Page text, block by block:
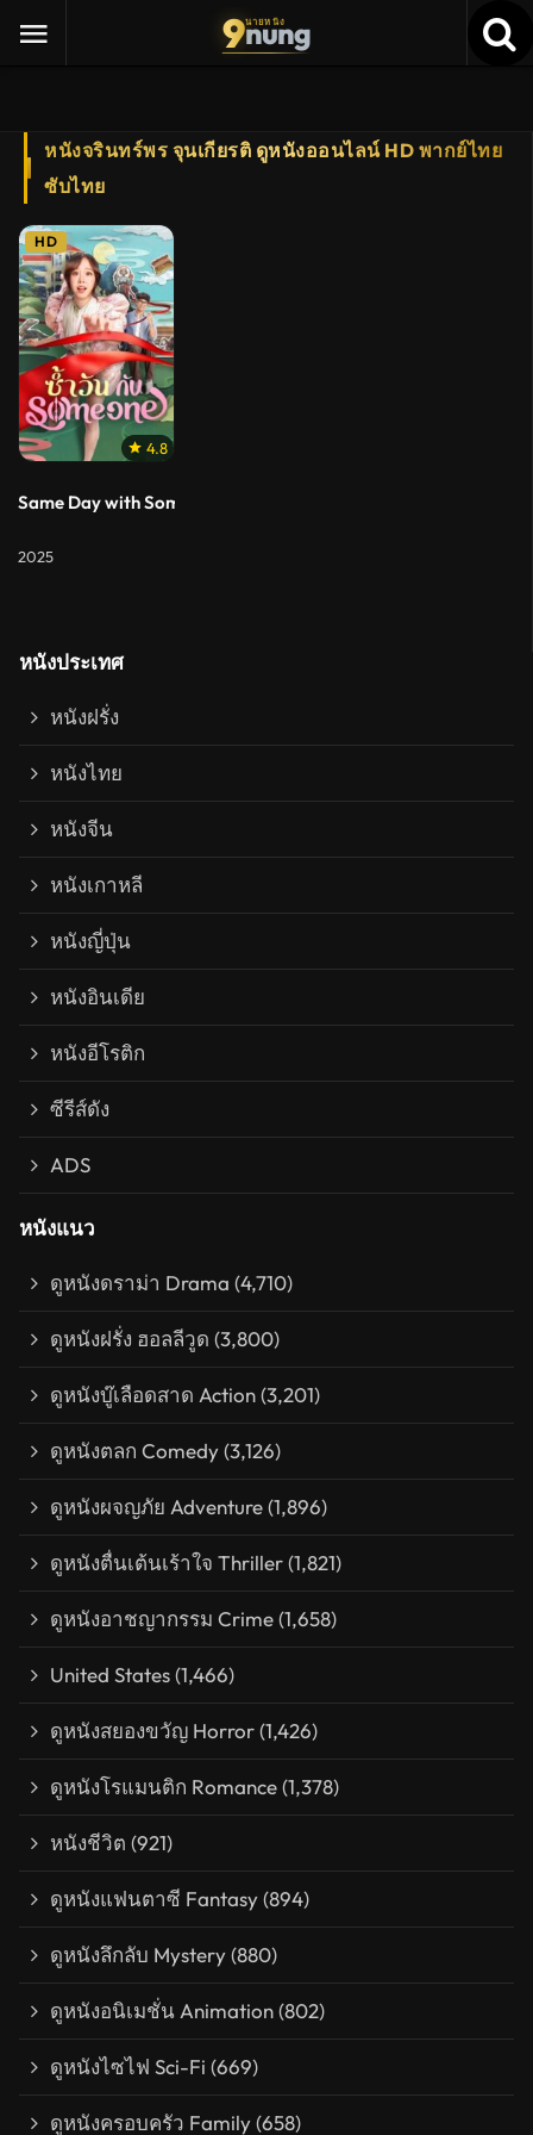
9นายหนัง
nung
หนังจรินทร์พร จุนเกียรติ ดูหนังออนไลน์ HD พากย์ไทย
ซับไทย
4.8
HD
Same Day with Someone (2025) ซ้ำวัน กับ Someone
2025
หนังประเทศ
หนังฝรั่ง
หนังไทย
หนังจีน
หนังเกาหลี
หนังญี่ปุ่น
หนังอินเดีย
หนังอีโรติก
ซีรีส์ดัง
ADS
หนังแนว
ดูหนังดราม่า Drama (4,710)
ดูหนังฝรั่ง ฮอลลีวูด (3,800)
ดูหนังบู๊เลือดสาด Action(3,201)
ดูหนังตลก Comedy(3,126)
ดูหนังผจญภัย Adventure(1,896)
ดูหนังตื่นเต้นเร้าใจ Thriller(1,821)
ดูหนังอาชญากรรม Crime(1,658)
United States(1,466)
ดูหนังสยองขวัญ Horror(1,426)
ดูหนังโรแมนติก Romance(1,378)
หนังชีวิต (921)
ดูหนังแฟนตาซี Fantasy(894)
ดูหนังลึกลับ Mystery(880)
ดูหนังอนิเมชั่น Animation(802)
ดูหนังไซไฟ Sci-Fi (669)
ดูหนังครอบครัว Family(658)